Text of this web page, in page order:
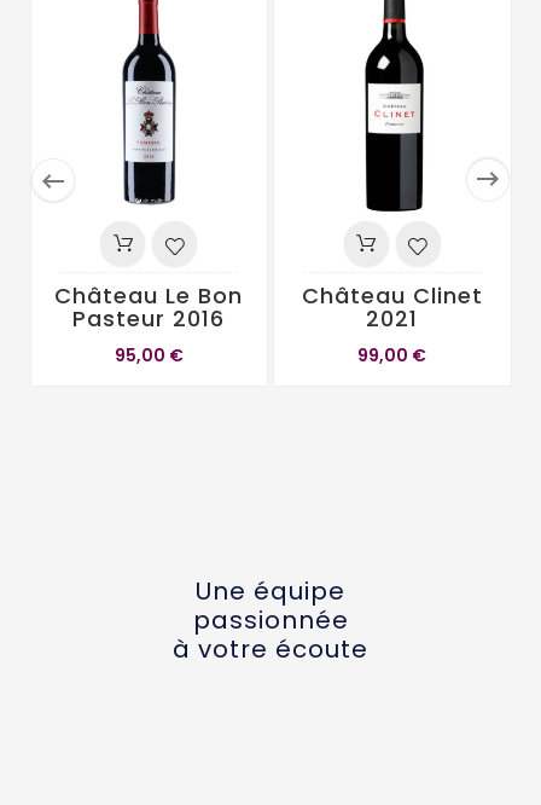
 
Château Le Bon
Pasteur 2016
95,00 €
Château Clinet
2021
99,00 €
Une équipe
passionnée
à votre écoute